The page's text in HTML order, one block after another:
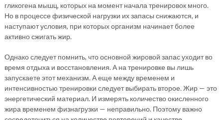
гликогена мышц, которых на момент начала тренировок много.
Но в процессе физической нагрузки их запасы снижаются, и
наступают условия, при которых организм начинает более
активно сжигать жир.
Однако следует помнить, что основной жировой запас уходит во
время отдыха и восстановления. А на тренировке вы лишь
запускаете этот механизм. А еще между временем и
интенсивностью тренировки следует выбирать второе. Жир — это
энергетический материал. И измерять количество окисленного
жира временем физнагрузки — неправильно. Поэтому важно